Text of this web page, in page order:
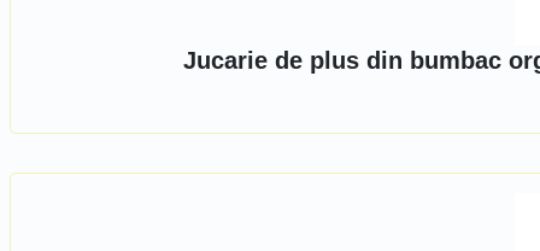
Jucarie de plus din bumbac